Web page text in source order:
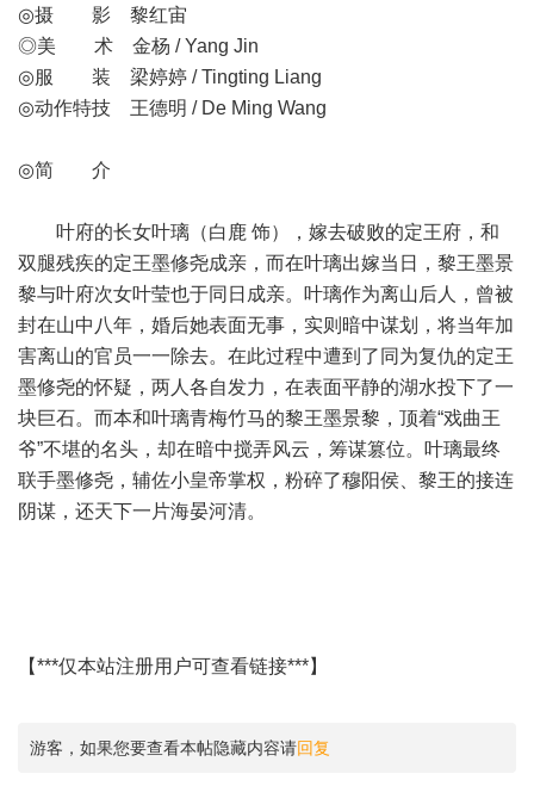
◎摄 影 黎红宙
◎美 术 金杨 / Yang Jin
◎服 装 梁婷婷 / Tingting Liang
◎动作特技 王德明 / De Ming Wang
◎简 介
叶府的长女叶璃（白鹿 饰），嫁去破败的定王府，和
双腿残疾的定王墨修尧成亲，而在叶璃出嫁当日，黎王墨景
黎与叶府次女叶莹也于同日成亲。叶璃作为离山后人，曾被
封在山中八年，婚后她表面无事，实则暗中谋划，将当年加
害离山的官员一一除去。在此过程中遭到了同为复仇的定王
墨修尧的怀疑，两人各自发力，在表面平静的湖水投下了一
块巨石。而本和叶璃青梅竹马的黎王墨景黎，顶着“戏曲王
爷”不堪的名头，却在暗中搅弄风云，筹谋篡位。叶璃最终
联手墨修尧，辅佐小皇帝掌权，粉碎了穆阳侯、黎王的接连
阴谋，还天下一片海晏河清。
【***仅本站注册用户可查看链接***】
游客，如果您要查看本帖隐藏内容请回复